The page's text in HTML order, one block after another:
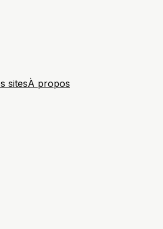
sitesÀ propos